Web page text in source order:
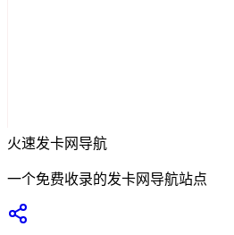
火速发卡网导航
一个免费收录的发卡网导航站点